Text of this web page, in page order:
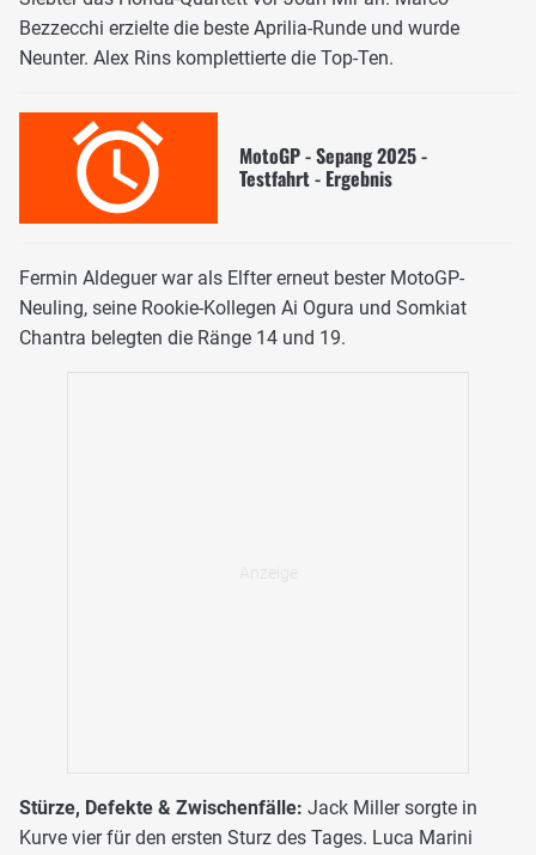
Bezzecchi erzielte die beste Aprilia-Runde und wurde
Neunter. Alex Rins komplettierte die Top-Ten.
MotoGP - Sepang 2025 -
Testfahrt - Ergebnis
Fermin Aldeguer war als Elfter erneut bester MotoGP-
Neuling, seine Rookie-Kollegen Ai Ogura und Somkiat
Chantra belegten die Ränge 14 und 19.
Stürze, Defekte & Zwischenfälle: Jack Miller sorgte in
Kurve vier für den ersten Sturz des Tages. Luca Marini